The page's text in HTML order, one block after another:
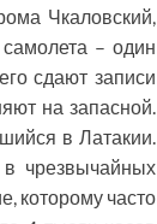
Чкаловский,
– один
сдают записи
на запасной.
в Латакии.
чрезвычайных
которому часто